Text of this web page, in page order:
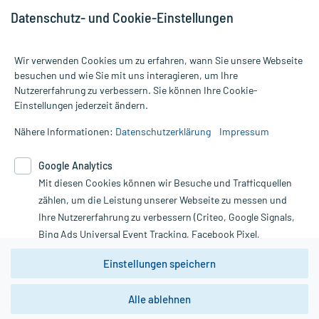
Alle Preise gelten inkl. MwSt., ggf. zzgl. Versandkosten
Informationen auf dieser Website werden ausschließlich für
die Untersuchung und Behandlung durch einen Arzt. Bitte
Therapien eingeleitet werden können. | Diese Webseite benutzt
Google Analytics. Lesen Sie bitte dazu die wichtigen Hinweise in
unserer Datenschutzerklärung. Für den Widerruf einer Bestellung
nutzen Sie das Formular:
Vertrag widerrufen
*Hinweise zu unseren Aktionen und Bewertungen
Datenschutz- und Cookie-Einstellungen
Wir verwenden Cookies um zu erfahren, wann Sie unsere Webseite
besuchen und wie Sie mit uns interagieren, um Ihre
Nutzererfahrung zu verbessern. Sie können Ihre Cookie-
Einstellungen jederzeit ändern.
Nähere Informationen: Datenschutzerklärung Impressum
Google Analytics
Mit diesen Cookies können wir Besuche und Trafficquellen
zählen, um die Leistung unserer Webseite zu messen und
Ihre Nutzererfahrung zu verbessern (Criteo, Google Signals,
Bing Ads Universal Event Tracking, Facebook Pixel,
Youtube-Social Plugin).
Wir weisen darauf hin, dass die
zwingend den Europäischen Anforderungen gem. EU-
DSGVO genügen und ein Datentransfer in Drittstaaten bzw.
Einstellungen speichern
Alle ablehnen